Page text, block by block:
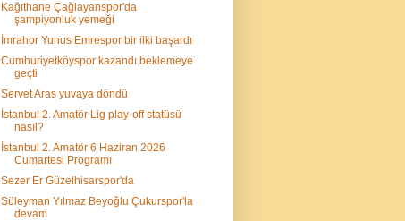
Kağıthane Çağlayanspor'da
şampiyonluk yemeği
İmrahor Yunus Emrespor bir ilki başardı
Cumhuriyetköyspor kazandı beklemeye
geçti
Servet Aras yuvaya döndü
İstanbul 2. Amatör Lig play-off statüsü
nasıl?
İstanbul 2. Amatör 6 Haziran 2026
Cumartesi Programı
Sezer Er Güzelhisarspor'da
Süleyman Yılmaz Beyoğlu Çukurspor'la
devam